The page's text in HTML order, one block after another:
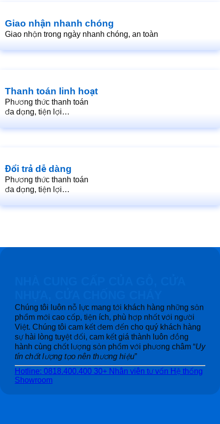
Giao nhận nhanh chóng
Giao nhận trong ngày nhanh chóng, an toàn
Thanh toán linh hoạt
Phương thức thanh toán
đa dạng, tiện lợi…
Đổi trả dễ dàng
Phương thức thanh toán
đa dạng, tiện lợi…
Chúng tôi luôn nỗ lực mang tới khách hàng những sản
phẩm mới cao cấp, tiện ích, phù hợp nhất với người
Việt. Chúng tôi cam kết đem đến cho quý khách hàng
sự hài lòng tuyệt đối, cam kết giá thành luôn đồng
hành cùng chất lượng sản phẩm với phương châm “Uy
tín chất lượng tạo nên thương hiệu”
Hotline: 0818.400.400 30+ Nhân viên tư vấn Hệ thống
Showroom